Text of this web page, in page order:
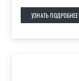
УЗНАТЬ ПОДРОБНЕЕ